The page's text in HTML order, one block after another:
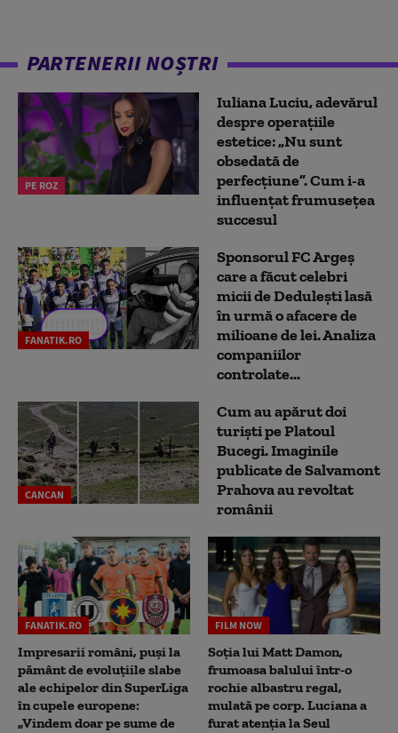
PARTENERII NOȘTRI
PE ROZ
Iuliana Luciu, adevărul
despre operațiile
estetice: „Nu sunt
obsedată de
perfecțiune”. Cum i-a
influențat frumusețea
succesul
FANATIK.RO
Sponsorul FC Argeș
care a făcut celebri
micii de Dedulești lasă
în urmă o afacere de
milioane de lei. Analiza
companiilor
controlate...
CANCAN
Cum au apărut doi
turiști pe Platoul
Bucegi. Imaginile
publicate de Salvamont
Prahova au revoltat
românii
FANATIK.RO
Impresarii români, puși la
pământ de evoluțiile slabe
ale echipelor din SuperLiga
în cupele europene:
„Vindem doar pe sume de
FILM NOW
Soția lui Matt Damon,
frumoasa balului într-o
rochie albastru regal,
mulată pe corp. Luciana a
furat atenția la Seul